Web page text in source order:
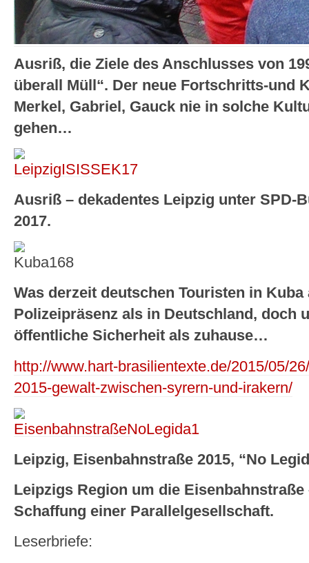
Ausriß, die Ziele des Anschlusses von
überall Müll“. Der neue Fortschritts-und
Merkel, Gabriel, Gauck nie in solche
gehen…
Ausriß – dekadentes Leipzig unter SPD-
2017.
Was derzeit deutschen Touristen in
Polizeipräsenz als in Deutschland, doch
öffentliche Sicherheit als zuhause…
http://www.hart-brasilientexte.de/2015/05/
2015-gewalt-zwischen-syrern-und-irakern/
Leipzig, Eisenbahnstraße 2015, “No
Leipzigs Region um die
Schaffung einer Parallelgesellschaft.
Leserbriefe: